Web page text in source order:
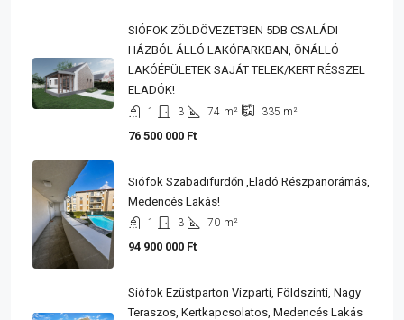
SIÓFOK ZÖLDÖVEZETBEN 5DB CSALÁDI
HÁZBÓL ÁLLÓ LAKÓPARKBAN, ÖNÁLLÓ
LAKÓÉPÜLETEK SAJÁT TELEK/KERT RÉSSZEL
ELADÓK!
1 3 74 m² 335 m²
76 500 000 Ft
Siófok Szabadifürdőn ,eladó Részpanorámás,
Medencés Lakás!
1 3 70 m²
94 900 000 Ft
Siófok Ezüstparton Vízparti, Földszinti, Nagy
Teraszos, Kertkapcsolatos, Medencés Lakás